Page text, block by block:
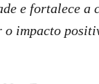
e fortalece
o impacto